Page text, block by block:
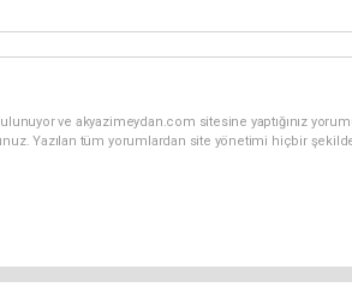
ve akyazimeydan.com sitesine yaptığınız
Yazılan tüm yorumlardan site yönetimi hiçbir